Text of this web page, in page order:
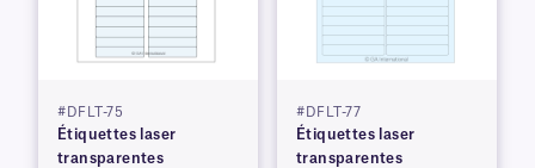
#DFLT-75
Étiquettes laser
transparentes
#DFLT-77
Étiquettes laser
transparentes